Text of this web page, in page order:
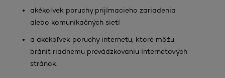
akékoľvek poruchy prijímacieho zariadenia
alebo komunikačných sietí
a akékoľvek poruchy internetu, ktoré môžu
brániť riadnemu prevádzkovaniu Internetových
stránok.